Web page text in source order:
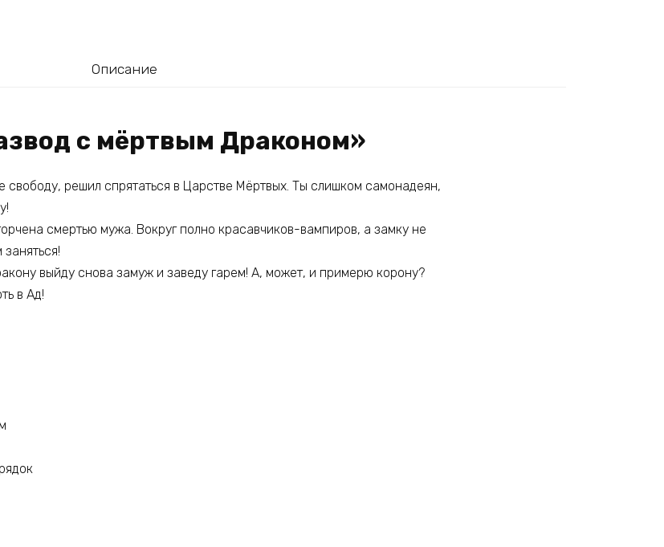
Описание
с мёртвым Драконом»
решил спрятаться в Царстве Мёртвых. Ты слишком самонадеян,
смертью мужа. Вокруг полно красавчиков-вампиров, а замку не
выйду снова замуж и заведу гарем! А, может, и примерю корону?
в Ад!